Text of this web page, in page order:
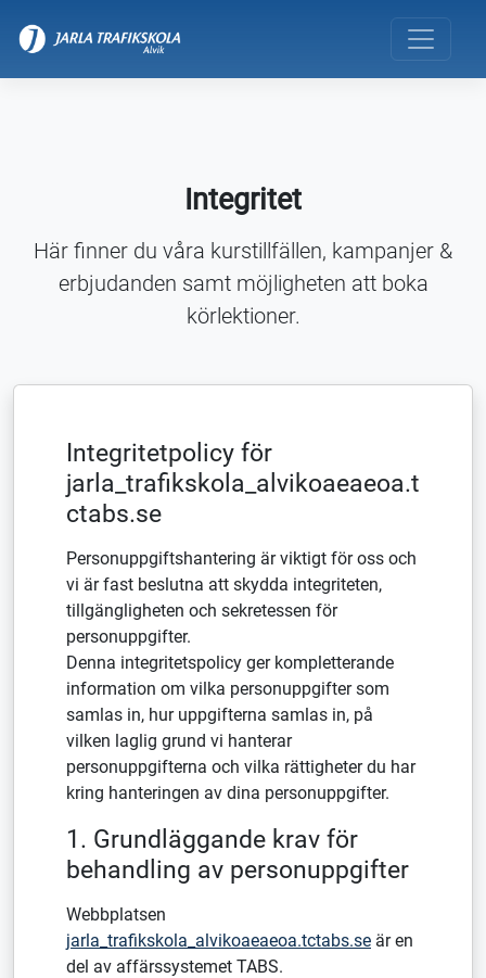
Integritet
Här finner du våra kurstillfällen, kampanjer &
erbjudanden samt möjligheten att boka
körlektioner.
Integritetpolicy för
jarla_trafikskola_alvikoaeaeoa.t
ctabs.se
Personuppgiftshantering är viktigt för oss och
vi är fast beslutna att skydda integriteten,
tillgängligheten och sekretessen för
personuppgifter.
Denna integritetspolicy ger kompletterande
information om vilka personuppgifter som
samlas in, hur uppgifterna samlas in, på
vilken laglig grund vi hanterar
personuppgifterna och vilka rättigheter du har
kring hanteringen av dina personuppgifter.
1. Grundläggande krav för
behandling av personuppgifter
Webbplatsen
jarla_trafikskola_alvikoaeaeoa.tctabs.se är en
del av affärssystemet TABS.